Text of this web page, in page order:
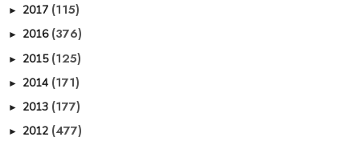
► 2017 (115)
► 2016 (376)
► 2015 (125)
► 2014 (171)
► 2013 (177)
► 2012 (477)